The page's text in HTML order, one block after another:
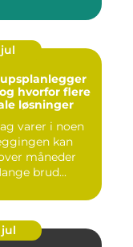
jul
løsninger
varer i noen
kan
måneder
brud...
jul